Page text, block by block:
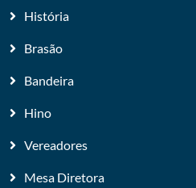
História
Brasão
Bandeira
Hino
Vereadores
Mesa Diretora